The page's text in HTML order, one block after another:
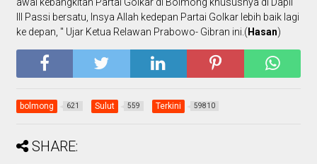
III Passi bersatu, Insya Allah kedepan Partai Golkar lebih baik lagi
ke depan, " Ujar Ketua Relawan Prabowo- Gibran ini.( Hasan)
bolmong 621 Sulut 559 Terkini 59810
SHARE: